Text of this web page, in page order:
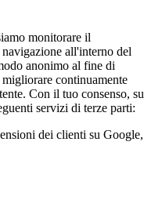
monitorare il
all'interno del
anonimo al fine di
continuamente
Con il tuo consenso, su
servizi di terze parti:
dei clienti su Google,